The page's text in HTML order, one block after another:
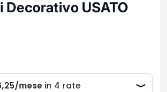
Mobili Ingresso
UFFICIO
Decorativo USATO